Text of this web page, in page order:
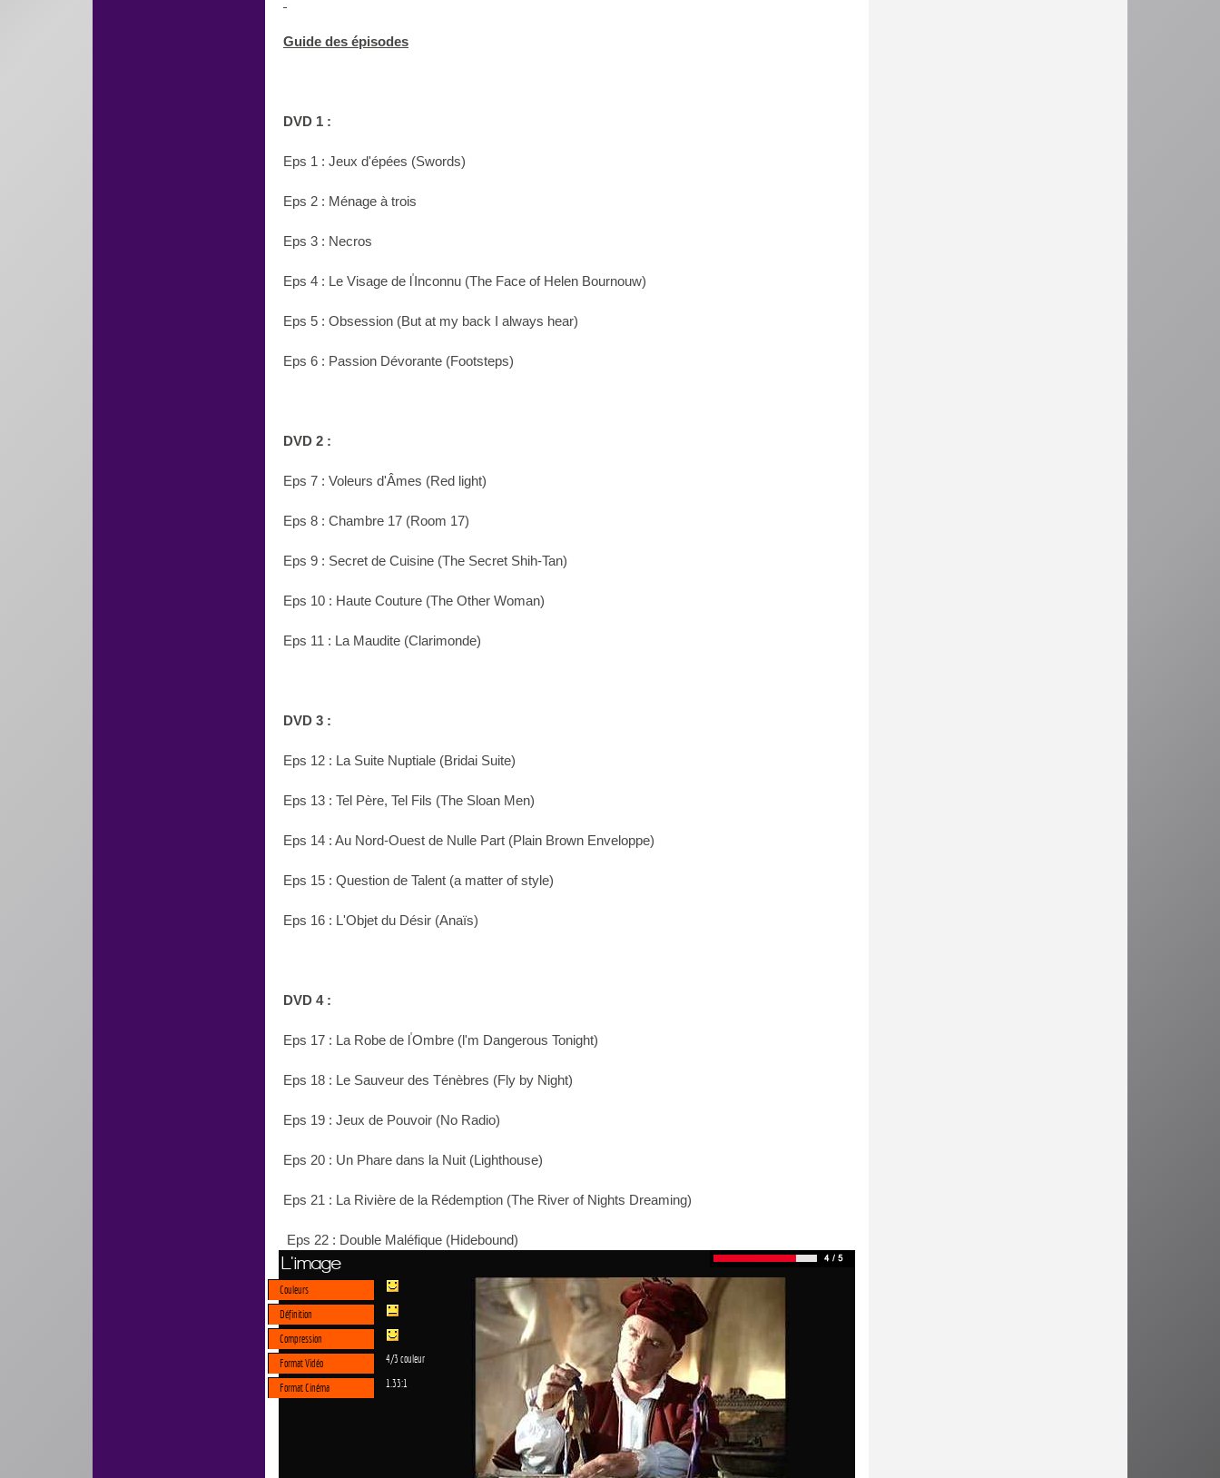
Guide des épisodes
DVD 1 :
Eps 1 : Jeux d'épées (Swords)
Eps 2 : Ménage à trois
Eps 3 : Necros
Eps 4 : Le Visage de l'Inconnu (The Face of Helen Bournouw)
Eps 5 : Obsession (But at my back I always hear)
Eps 6 : Passion Dévorante (Footsteps)
DVD 2 :
Eps 7 : Voleurs d'Âmes (Red light)
Eps 8 : Chambre 17 (Room 17)
Eps 9 : Secret de Cuisine (The Secret Shih-Tan)
Eps 10 : Haute Couture (The Other Woman)
Eps 11 : La Maudite (Clarimonde)
DVD 3 :
Eps 12 : La Suite Nuptiale (Bridai Suite)
Eps 13 : Tel Père, Tel Fils (The Sloan Men)
Eps 14 : Au Nord-Ouest de Nulle Part (Plain Brown Enveloppe)
Eps 15 : Question de Talent (a matter of style)
Eps 16 : L'Objet du Désir (Anaïs)
DVD 4 :
Eps 17 : La Robe de l'Ombre (l'm Dangerous Tonight)
Eps 18 : Le Sauveur des Ténèbres (Fly by Night)
Eps 19 : Jeux de Pouvoir (No Radio)
Eps 20 : Un Phare dans la Nuit (Lighthouse)
Eps 21 : La Rivière de la Rédemption (The River of Nights Dreaming)
Eps 22 : Double Maléfique (Hidebound)
L'image
Couleurs
Définition
Compression
Format Vidéo
4/3 couleur
Format Cinéma 1.33:1